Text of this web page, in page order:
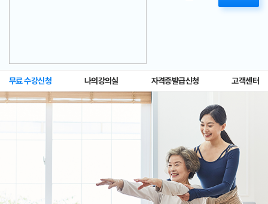
무료 수강신청 나의강의실 자격증발급신청 고객센터